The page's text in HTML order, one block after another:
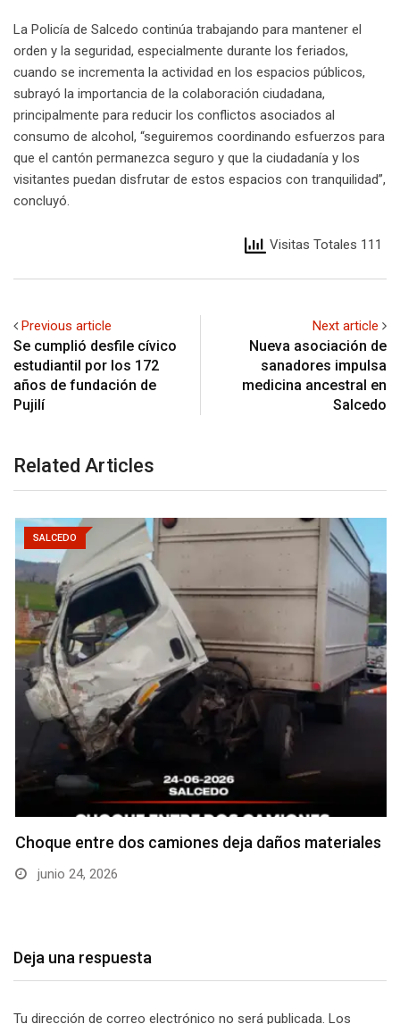
La Policía de Salcedo continúa trabajando para mantener el
orden y la seguridad, especialmente durante los feriados,
cuando se incrementa la actividad en los espacios públicos,
subrayó la importancia de la colaboración ciudadana,
principalmente para reducir los conflictos asociados al
consumo de alcohol, “seguiremos coordinando esfuerzos para
que el cantón permanezca seguro y que la ciudadanía y los
visitantes puedan disfrutar de estos espacios con tranquilidad”,
concluyó.
Visitas Totales 111
Previous article
Se cumplió desfile cívico
estudiantil por los 172
años de fundación de
Pujilí
Next article
Nueva asociación de
sanadores impulsa
medicina ancestral en
Salcedo
Related Articles
SALCEDO
Choque entre dos camiones deja daños materiales
junio 24, 2026
Deja una respuesta
Tu dirección de correo electrónico no será publicada. Los